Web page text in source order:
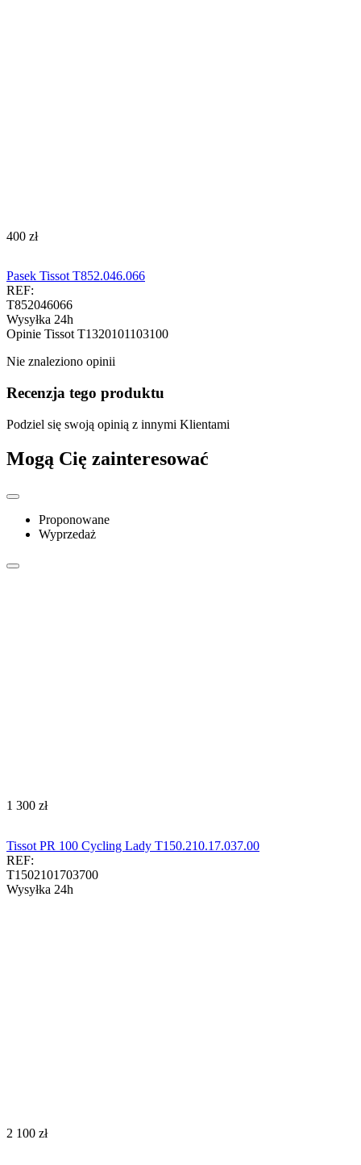
‍400‍ zł
Pasek Tissot T852.046.066
REF:
T852046066
Wysyłka 24h
Opinie Tissot T1320101103100
Nie znaleziono opinii
Recenzja tego produktu
Podziel się swoją opinią z innymi Klientami
Mogą Cię zainteresować
Proponowane
Wyprzedaż
‍1 300‍ zł
Tissot PR 100 Cycling Lady T150.210.17.037.00
REF:
T1502101703700
Wysyłka 24h
‍2 100‍ zł